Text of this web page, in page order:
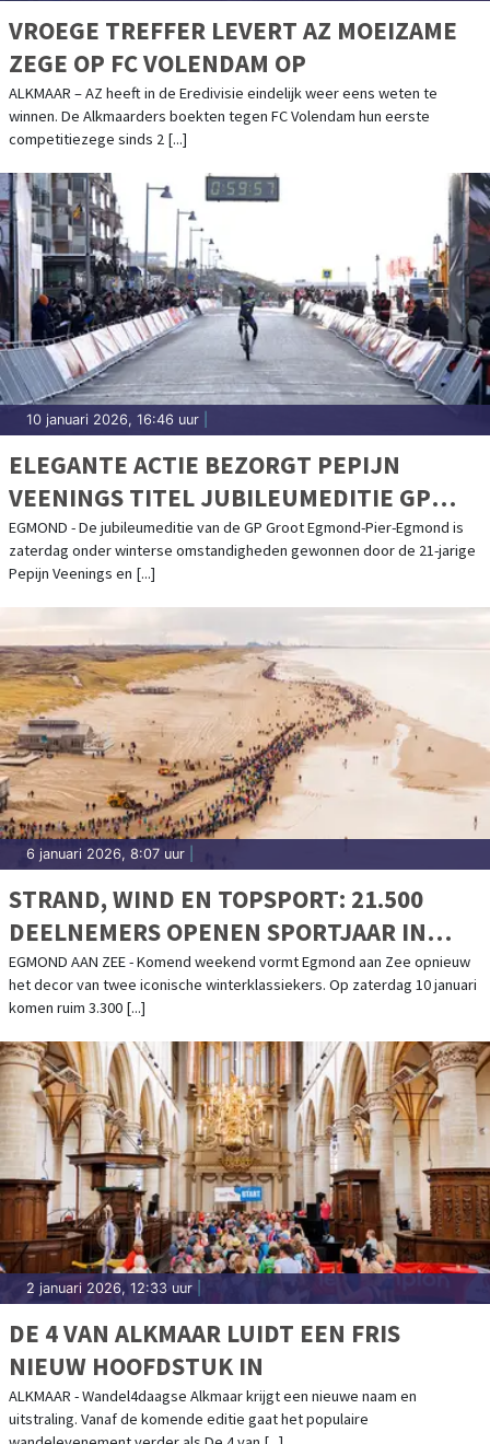
VROEGE TREFFER LEVERT AZ MOEIZAME
ZEGE OP FC VOLENDAM OP
ALKMAAR – AZ heeft in de Eredivisie eindelijk weer eens weten te
winnen. De Alkmaarders boekten tegen FC Volendam hun eerste
competitiezege sinds 2 [...]
10 januari 2026, 16:46 uur
ELEGANTE ACTIE BEZORGT PEPIJN
VEENINGS TITEL JUBILEUMEDITIE GP
GROOT EGMOND-PIER-EGMOND
EGMOND - De jubileumeditie van de GP Groot Egmond-Pier-Egmond is
zaterdag onder winterse omstandigheden gewonnen door de 21-jarige
Pepijn Veenings en [...]
6 januari 2026, 8:07 uur
STRAND, WIND EN TOPSPORT: 21.500
DEELNEMERS OPENEN SPORTJAAR IN
EGMOND AAN ZEE
EGMOND AAN ZEE - Komend weekend vormt Egmond aan Zee opnieuw
het decor van twee iconische winterklassiekers. Op zaterdag 10 januari
komen ruim 3.300 [...]
2 januari 2026, 12:33 uur
DE 4 VAN ALKMAAR LUIDT EEN FRIS
NIEUW HOOFDSTUK IN
ALKMAAR - Wandel4daagse Alkmaar krijgt een nieuwe naam en
uitstraling. Vanaf de komende editie gaat het populaire